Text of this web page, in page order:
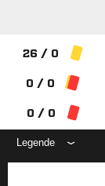
26 / 0
0 / 0
0 / 0
Legende